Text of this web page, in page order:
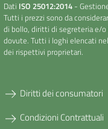
Dati ISO 25012:2014 -
Tutti i prezzi sono da
di bollo, diritti di segreteria e/
dovute. Tutti i loghi elencati
dei rispettivi proprietari.
Diritti dei consumatori
Condizioni Contrattuali